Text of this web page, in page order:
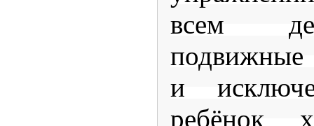
всем
и
ребёнок